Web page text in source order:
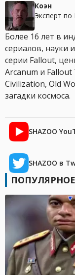
Коэн
Эксперт по
Более 16 лет в
сериалов, науки
серии Fallout,
Arcanum и
Civilization, Old
загадки космоса.
SHAZOO
SHAZOO в